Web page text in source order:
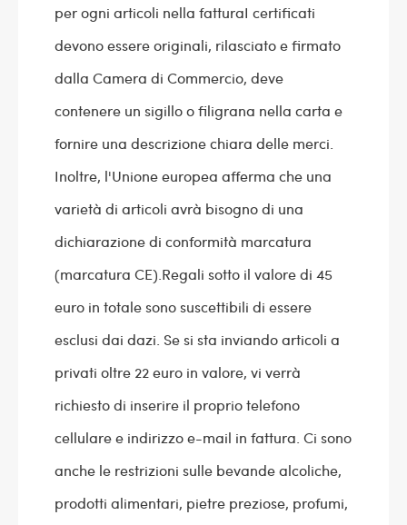
per ogni articoli nella fatturaI certificati
devono essere originali, rilasciato e firmato
dalla Camera di Commercio, deve
contenere un sigillo o filigrana nella carta e
fornire una descrizione chiara delle merci.
Inoltre, l'Unione europea afferma che una
varietà di articoli avrà bisogno di una
dichiarazione di conformità marcatura
(marcatura CE).Regali sotto il valore di 45
euro in totale sono suscettibili di essere
esclusi dai dazi. Se si sta inviando articoli a
privati oltre 22 euro in valore, vi verrà
richiesto di inserire il proprio telefono
cellulare e indirizzo e-mail in fattura. Ci sono
anche le restrizioni sulle bevande alcoliche,
prodotti alimentari, pietre preziose, profumi,